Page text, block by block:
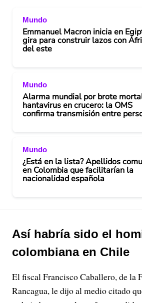
Mundo
Emmanuel Macron inicia en
gira para construir lazos con
del este
Mundo
Alarma mundial por brote
hantavirus en crucero: la OMS
confirma transmisión entre
Mundo
¿Está en la lista? Apellidos
en Colombia que facilitarían la
nacionalidad española
Así habría sido el
colombiana en Chile
El fiscal Francisco Caballero, de la
Rancagua, le dijo al medio citado